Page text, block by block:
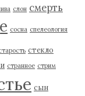
слон смерть
сосна спелеология
стекло
странное стрим
сын